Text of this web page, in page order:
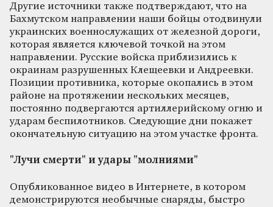
Другие источники также подтверждают, что на
Бахмутском направлении наши бойцы отодвинули
украинских военнослужащих от железной дороги,
которая является ключевой точкой на этом
направлении. Русские войска приблизились к
окраинам разрушенных Клещеевки и Андреевки.
Позиции противника, которые окопались в этом
районе на протяжении нескольких месяцев,
постоянно подвергаются артиллерийскому огню и
ударам беспилотников. Следующие дни покажет
окончательную ситуацию на этом участке фронта.
"Лучи смерти" и удары "молниями"
Опубликованное видео в Интернете, в котором
демонстрируются необычные снаряды, быстро